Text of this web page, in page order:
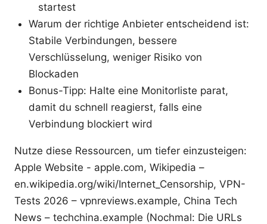
startest
Warum der richtige Anbieter entscheidend ist:
Stabile Verbindungen, bessere
Verschlüsselung, weniger Risiko von
Blockaden
Bonus-Tipp: Halte eine Monitorliste parat,
damit du schnell reagierst, falls eine
Verbindung blockiert wird
Nutze diese Ressourcen, um tiefer einzusteigen:
Apple Website - apple.com, Wikipedia –
en.wikipedia.org/wiki/Internet_Censorship, VPN-
Tests 2026 – vpnreviews.example, China Tech
News – techchina.example (Nochmal: Die URLs